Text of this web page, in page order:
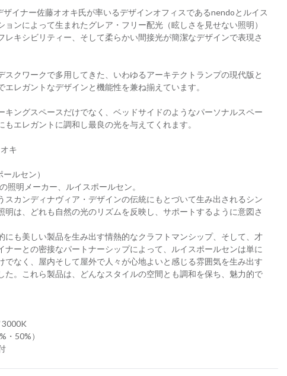
ザイナー佐藤オオキ氏が率いるデザインオフィスであるnendoとルイス
ョンによって生まれたグレア・フリー配光（眩しさを見せない照明）
レキシビリティー、そして柔らかい間接光が簡潔なデザインで表現さ
スクワークで多用してきた、いわゆるアーキテクトランプの現代版と
レガントなデザインと機能性を兼ね揃えています。
キングスペースだけでなく、ベッドサイドのようなパーソナルスペー
もエレガントに調和し最良の光を与えてくれます。
キ
ルセン）
照明メーカー、ルイスポールセン。
スカンディナヴィア・デザインの伝統にもとづいて生み出されるシン
明は、どれも自然の光のリズムを反映し、サポートするように意図さ
にも美しい製品を生み出す情熱的なクラフトマンシップ、そして、才
ナーとの密接なパートナーシップによって、ルイスポールセンは単に
でなく、屋内そして屋外で人々が心地よいと感じる雰囲気を生み出す
た。これら製品は、どんなスタイルの空間とも調和を保ち、魅力的で
3000K
・50%）